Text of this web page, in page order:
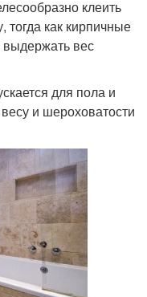
клеить
как кирпичные
вес
для пола и
и шероховатости